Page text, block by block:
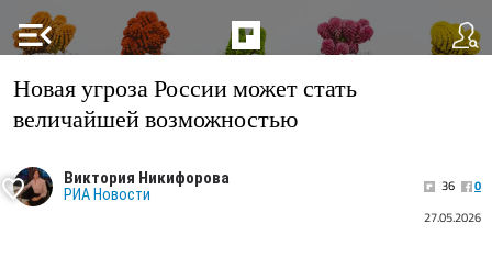
menu_open
Новая угроза России может стать
величайшей возможностью
Виктория Никифорова
РИА Новости 36
0
27.05.2026